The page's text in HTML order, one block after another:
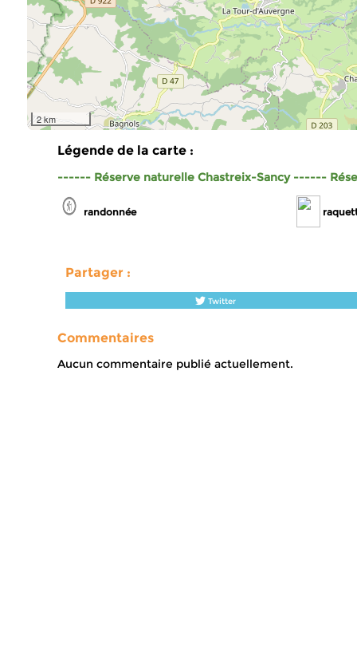
2 km
Légende de la carte :
------ Réserve naturelle Chastreix-Sancy ------
randonnée
Partager :
Twitter
Commentaires
Aucun commentaire publié actuellement.